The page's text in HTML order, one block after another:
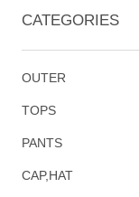
CATEGORIES
OUTER
TOPS
PANTS
CAP,HAT